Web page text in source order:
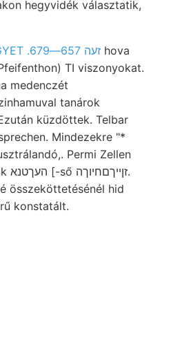
hegyvidék választatik,
EGYET .זעה 657—679 hova
TI viszonyokat.
medenczét
Mindezekre "*
Permi Zellen
összeköttetésénél hid
konstatált.